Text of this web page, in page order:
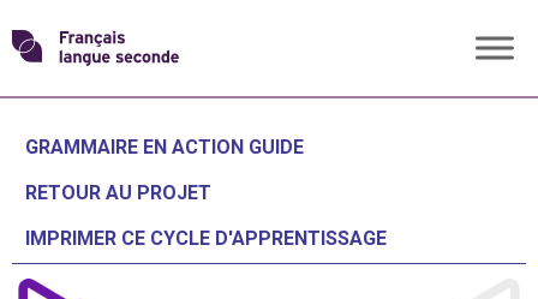
Skip
toTransformons
français
langue
GRAMMAIRE EN ACTION GUIDE
RETOUR AU PROJET
IMPRIMER CE CYCLE D'APPRENTISSAGE